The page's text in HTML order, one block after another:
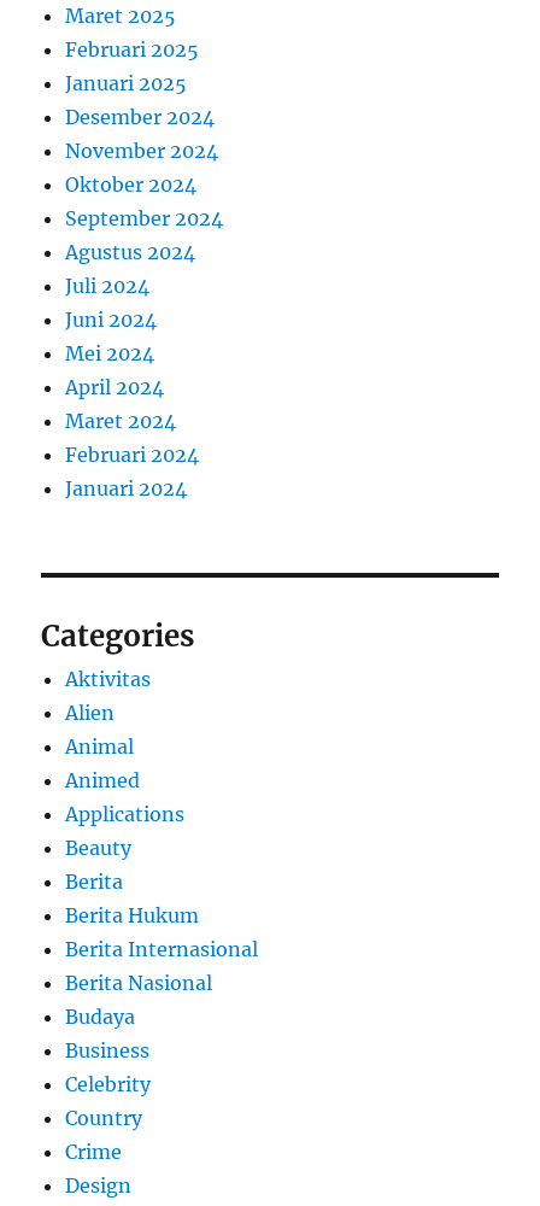
Maret 2025
Februari 2025
Januari 2025
Desember 2024
November 2024
Oktober 2024
September 2024
Agustus 2024
Juli 2024
Juni 2024
Mei 2024
April 2024
Maret 2024
Februari 2024
Januari 2024
Categories
Aktivitas
Alien
Animal
Animed
Applications
Beauty
Berita
Berita Hukum
Berita Internasional
Berita Nasional
Budaya
Business
Celebrity
Country
Crime
Design